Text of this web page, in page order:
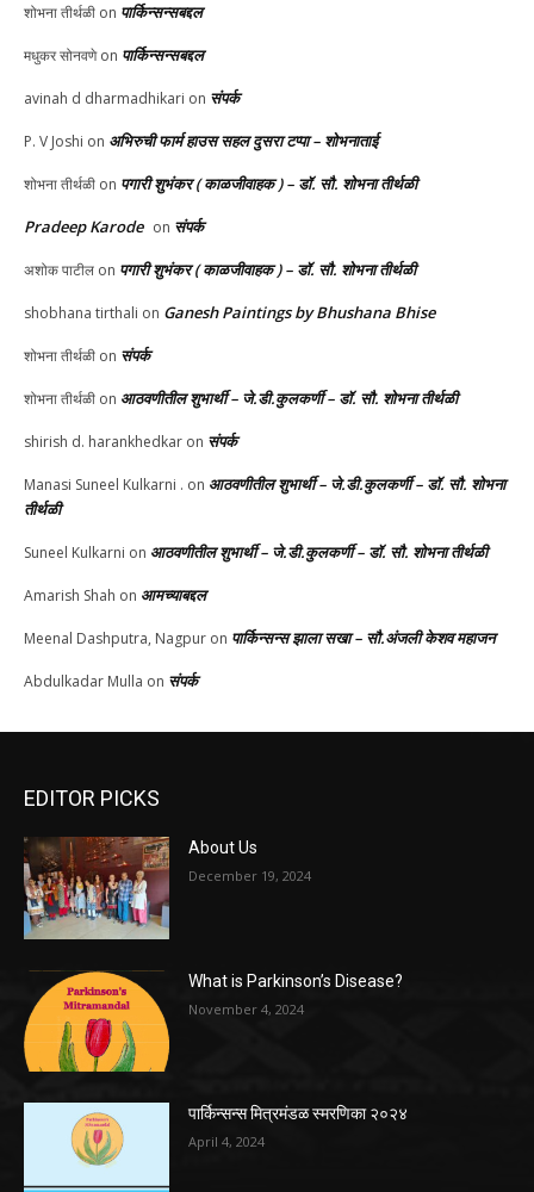
शोभना तीर्थळी on पार्किन्सन्सबद्दल
मधुकर सोनवणेon पार्किन्सन्सबद्दल
avinah d dharmadhikari on संपर्क
P. V Joshi on अभिरुची फार्म हाउस सहल दुसरा टप्पा – शोभनाताई
शोभना तीर्थळी on पगारी शुभंकर ( काळजीवाहक ) – डॉ. सौ. शोभना तीर्थळी
Pradeep Karode on संपर्क
अशोक पाटील on पगारी शुभंकर ( काळजीवाहक ) – डॉ. सौ. शोभना तीर्थळी
shobhana tirthali on Ganesh Paintings by Bhushana Bhise
शोभना तीर्थळी on संपर्क
शोभना तीर्थळी on आठवणीतील शुभार्थी – जे.डी.कुलकर्णी – डॉ. सौ. शोभना तीर्थळी
shirish d. harankhedkar on संपर्क
Manasi Suneel Kulkarni . on आठवणीतील शुभार्थी – जे.डी.कुलकर्णी – डॉ. सौ. शोभना
तीर्थळी
Suneel Kulkarni on आठवणीतील शुभार्थी – जे.डी.कुलकर्णी – डॉ. सौ. शोभना तीर्थळी
Amarish Shah on आमच्याबद्दल
Meenal Dashputra, Nagpur on पार्किन्सन्स झाला सखा – सौ.अंजली केशव महाजन
Abdulkadar Mulla on संपर्क
EDITOR PICKS
About Us
December 19, 2024
What is Parkinson’s Disease?
November 4, 2024
पार्किन्सन्स मित्रमंडळ स्मरणिका २०२४
April 4, 2024